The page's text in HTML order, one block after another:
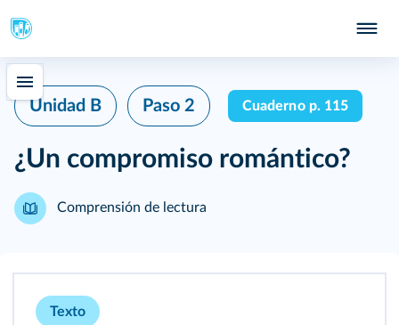
Unidad B Paso 2 Cuaderno p. 115
¿Un compromiso romántico?
Comprensión de lectura
Texto